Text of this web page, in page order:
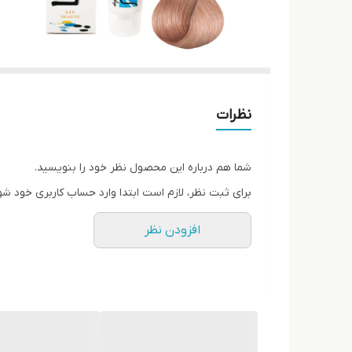
نظرات
شما هم درباره این محصول نظر خود را بنویسید.
برای ثبت نظر، لازم است ابتدا وارد حساب کاربری خود
افزودن نظر